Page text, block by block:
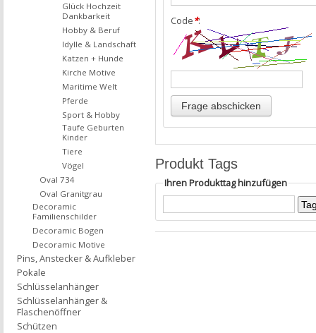
Code*:
Produkt Tags
Ihren Produkttag hinzufügen
Glück Hochzeit
Dankbarkeit
Hobby & Beruf
Idylle & Landschaft
Katzen + Hunde
Kirche Motive
Maritime Welt
Pferde
Sport & Hobby
Taufe Geburten
Kinder
Tiere
Vögel
Oval 734
Oval Granitgrau
Decoramic
Familienschilder
Decoramic Bogen
Decoramic Motive
Pins, Anstecker & Aufkleber
Pokale
Schlüsselanhänger
Schlüsselanhänger &
Flaschenöffner
Schützen